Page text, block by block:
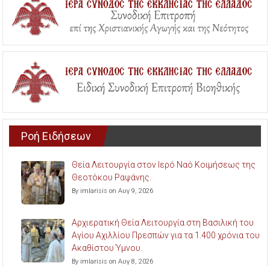
Ροή Ειδήσεων
Θεία Λειτουργία στον Ιερό Ναό Κοιμήσεως της
Θεοτόκου Ραψάνης.
By imlarisis on Αυγ 9, 2026
Αρχιερατική Θεία Λειτουργία στη Βασιλική του
Αγίου Αχιλλίου Πρεσπών για τα 1.400 χρόνια του
Ακαθίστου Ύμνου.
By imlarisis on Αυγ 8, 2026